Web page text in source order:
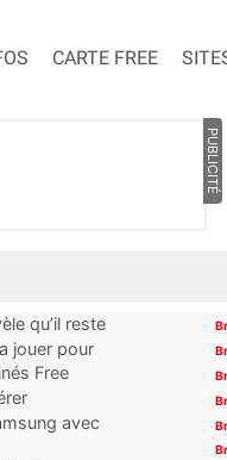
CARTE FREE
PUBLICITÉ
qu’il reste
jouer pour
Free
avec